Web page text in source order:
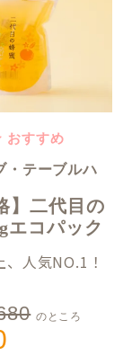
おすすめ
・テーブルハ
】二代目の
エコパック
人気NO.1！
のところ